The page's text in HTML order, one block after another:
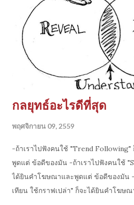
กลยุทธ์อะไรดีที่สุด
พฤศจิกายน 09, 2559
-ถ้าเราไปฟังคนใช้ "Trend
พูดแต่ ข้อดีของมัน -ถ้าเราไปฟังคนใช้
ได้ยินคำโฆษณาและพูดแต่ ข้อดีของมัน -
เทียน ใช้กราฟเปล่า" ก็จะได้ยินคำโฆษ